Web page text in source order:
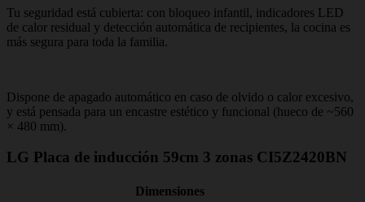
Tu seguridad está cubierta: con bloqueo infantil, indicadores LED
de calor residual y detección automática de recipientes, la cocina es
más segura para toda la familia.
Dispone de apagado automático en caso de olvido o calor excesivo,
y está pensada para un encastre estético y funcional (hueco de ~560
× 480 mm).
LG Placa de inducción 59cm 3 zonas CI5Z2420BN
Dimensiones